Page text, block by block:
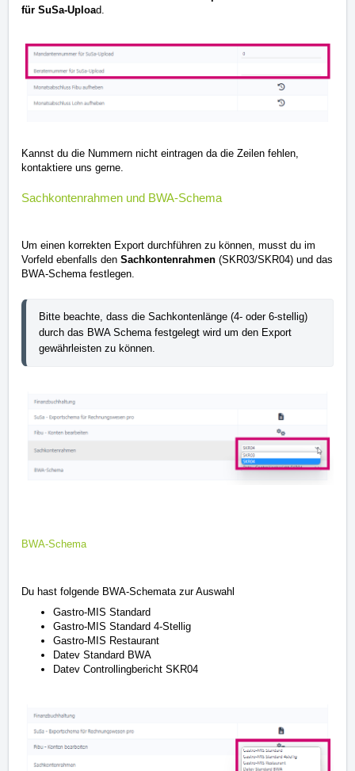
für SuSa-Upload.
Kannst du die Nummern nicht eintragen da die Zeilen fehlen,
kontaktiere uns gerne.
Sachkontenrahmen und BWA-Schema
Um einen korrekten Export durchführen zu können, musst du im
Vorfeld ebenfalls den Sachkontenrahmen (SKR03/SKR04) und das
BWA-Schema festlegen.
Bitte beachte, dass die Sachkontenlänge (4- oder 6-stellig)
durch das BWA Schema festgelegt wird um den Export
gewährleisten zu können.
BWA-Schema
Du hast folgende BWA-Schemata zur Auswahl
Gastro-MIS Standard
Gastro-MIS Standard 4-Stellig
Gastro-MIS Restaurant
Datev Standard BWA
Datev Controllingbericht SKR04